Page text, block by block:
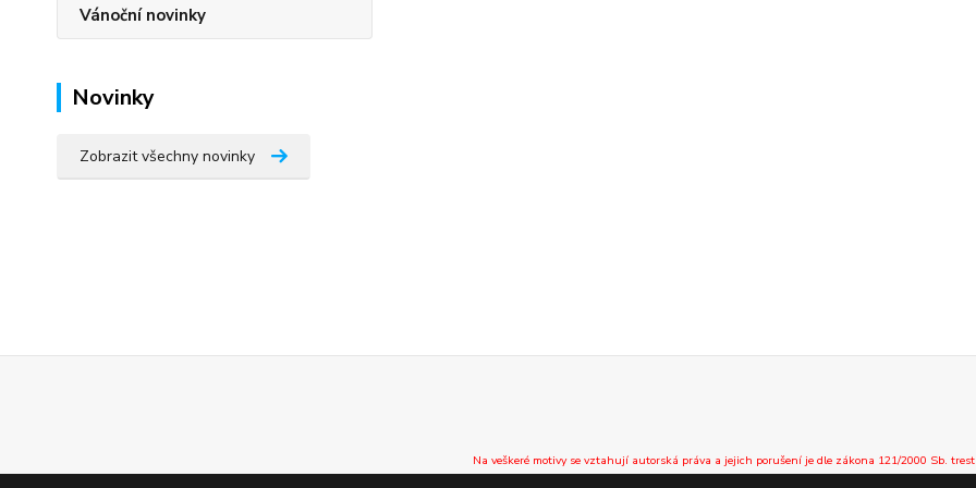
Vánoční novinky
Novinky
Zobrazit všechny novinky
Na veškeré motivy se vztahují autorská práva a jejich porušení je dle zákona 121/2000 Sb.